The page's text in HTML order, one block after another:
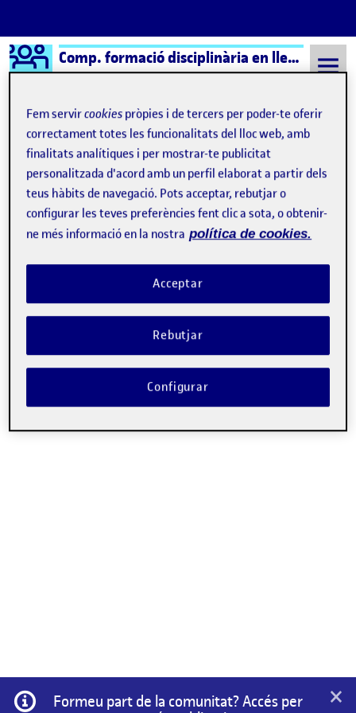
Saltar al contingut
Logo Ágora Comp. formació disciplinària en llengua i literatura cast.
Semestre 20221 - Aula 1 Ainhoa Sanz Sanchez
Ainhoa Sanz Sanchez
Publicat per
Ainhoa Sanz Sanchez
Data de publicaciócomentariel Video Presentació
CONTRIBUTION
EL VIDEO PRESENTACIÓ
No hi ha comentaris.
Informació
Formeu part de la comunitat? Accés per
×
Fem servircookies pròpies i de tercers per poder-te oferir
correctament totes les funcionalitats del lloc web, amb
finalitats analítiques i per mostrar-te publicitat
personalitzada d'acord amb un perfil elaborat a partir dels
teus hàbits de navegació. Pots acceptar, rebutjar o
configurar les teves preferències fent clic a sota, o obtenir-
ne més informació en la nostra política de cookies.
Rebutjar
Acceptar
Configurar